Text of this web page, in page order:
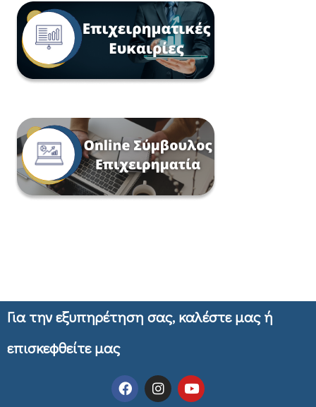
Για την εξυπηρέτηση σας, καλέστε μας ή
επισκεφθείτε μας